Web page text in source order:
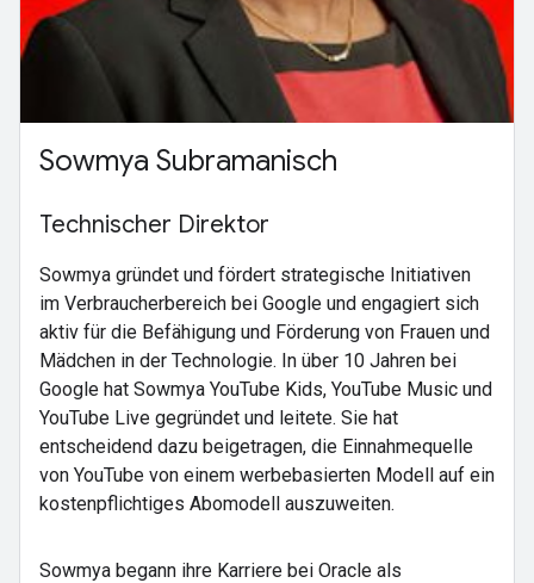
Sowmya Subramanisch
Technischer Direktor
Sowmya gründet und fördert strategische Initiativen
im Verbraucherbereich bei Google und engagiert sich
aktiv für die Befähigung und Förderung von Frauen und
Mädchen in der Technologie. In über 10 Jahren bei
Google hat Sowmya YouTube Kids, YouTube Music und
YouTube Live gegründet und leitete. Sie hat
entscheidend dazu beigetragen, die Einnahmequelle
von YouTube von einem werbebasierten Modell auf ein
kostenpflichtiges Abomodell auszuweiten.
Sowmya begann ihre Karriere bei Oracle als